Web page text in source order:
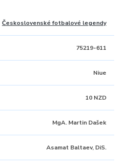
Československé fotbalové legendy
75219-611
Niue
10 NZD
MgA. Martin Dašek
Asamat Baltaev, DiS.